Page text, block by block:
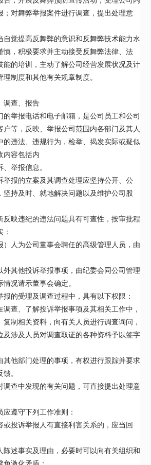
；对舞弊举报案件进行调查，提出处理意
自觉提高反舞弊的意识和反舞弊技术能力水
慎，积极要求并主动接受反舞弊法律、法
能的培训，主动了解公司经营发展状况及计
制度和其他有关规章制度。
调查、报告
的举报电话和电子邮箱，是公司员工和公司
户等，反映、举报公司范围内各部门及其人
的违法、违规行为，检举、揭发实际或疑似
内容包括内
举报信息。
举报的立案及其调查处理应坚持公开、公
坚持及时、就地解决问题以及维护公司股
反映违纪的违法问题具有可查性，按审批程
）人为公司董事会聘任的高级管理人员，由
外其他投诉举报事项，由纪委会同公司管理
况请示董事会确定。
的受理及调查过程中，具有以下权限：
调查、了解投诉举报事项及其相关工作中，
制相关资料，向有关人员进行调查询问，
及涉及人员对调查取证的各种资料予以签字
其他部门处理的事项，有权进行跟踪并要求
。
调查中发现的有关问题，可直接提出处理意
遵守下列工作准则：
或投诉举报人有直接利害关系的，应当回
陈述事实及理由，必要时可以向有关组织和
免激化矛盾；